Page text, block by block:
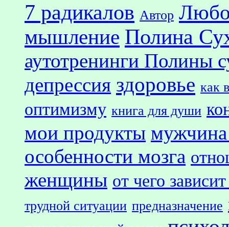
7 радикалов Автор
мышление Полина
аутотренинги Полины
депрессия здоровье как
оптимизму книга для души
мои продукты
особенности мозга
женщины от чего
трудной ситуации предназначение